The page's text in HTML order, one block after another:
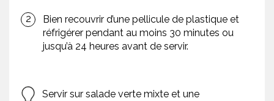
Bien recouvrir d’une pellicule de plastique et
réfrigérer pendant au moins 30 minutes ou
jusqu’à 24 heures avant de servir.
Servir sur salade verte mixte et une